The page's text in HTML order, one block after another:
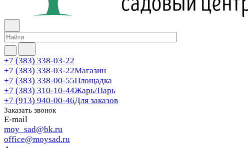
+7 (383) 338-03-22
+7 (383) 338-03-22Магазин
+7 (383) 338-00-55Площадка
+7 (383) 310-10-44Жарь/Парь
+7 (913) 940-00-46Для заказов
Заказать звонок
E-mail
moy_sad@bk.ru
office@moysad.ru